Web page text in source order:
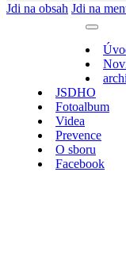
Jdi na obsah Jdi na
JSDHO
Fotoalbum
Videa
Prevence
O sboru
Facebook